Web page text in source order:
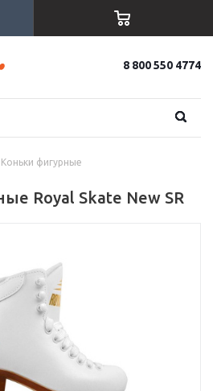
8 800 550 4774
Коньки фигурные
Royal Skate New SR